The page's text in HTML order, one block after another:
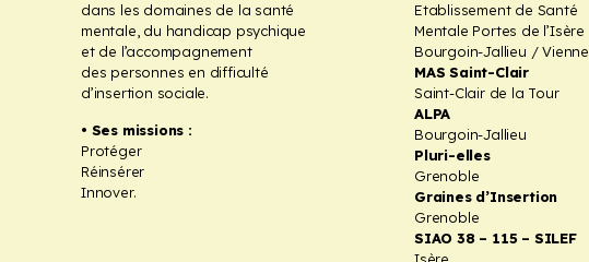
dans les domaines de la santé
mentale, du handicap psychique
et de l’accompagnement
des personnes en difficulté
d’insertion sociale.
• Ses missions :
Protéger
Réinsérer
Innover.
Etablissement de Santé
Mentale Portes de l’Isère
Bourgoin-Jallieu / Vienne
MAS Saint-Clair
Saint-Clair de la Tour
ALPA
Bourgoin-Jallieu
Pluri-elles
Grenoble
Graines d’Insertion
Grenoble
SIAO 38 – 115 – SILEF